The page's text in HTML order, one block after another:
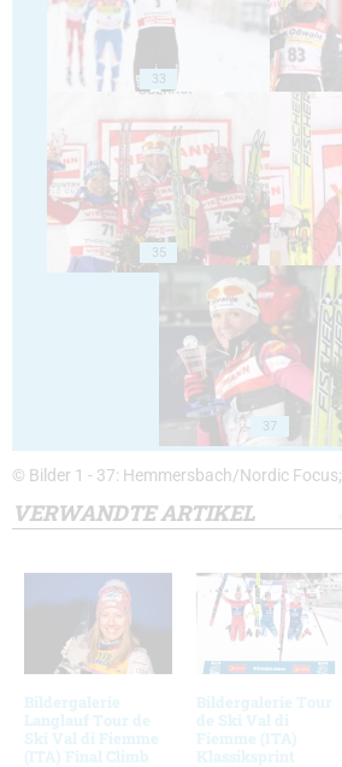
33
35
37
© Bilder 1 - 37: Hemmersbach/Nordic Focus;
VERWANDTE ARTIKEL
Bildergalerie
Langlauf Tour de
Ski Val di Fiemme
(ITA) Final Climb
Bildergalerie Tour
de Ski Val di
Fiemme (ITA)
Klassiksprint